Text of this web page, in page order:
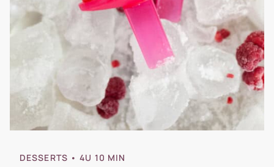
DESSERTS • 4U 10 MIN